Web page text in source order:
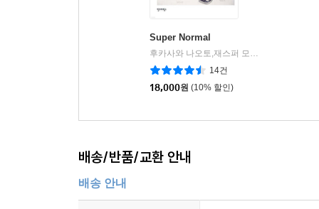
Super Normal
후카사와 나오토,재스퍼 모리슨 공저
14건
18,000원 (10% 할인)
배송/반품/교환 안내
배송 안내